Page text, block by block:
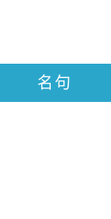
名句